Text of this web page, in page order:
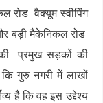
रोड वैक्यूम स्वीपिंग
बड़ी मैकेनिकल रोड
प्रमुख सड़कों की
गुरु नगरी में लाखों
है कि वह इस उद्देश्य